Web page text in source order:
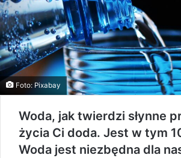
Foto: Pixabay
Woda, jak twierdzi słynne
życia Ci doda. Jest w tym
Woda jest niezbędna dla